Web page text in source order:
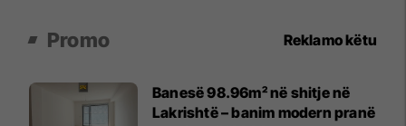
Promo Reklamo këtu
Banesë 98.96m² në shitje në
Lakrishtë – banim modern pranë